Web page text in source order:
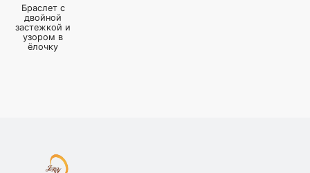
Браслет с
двойной
застежкой и
узором в
ёлочку